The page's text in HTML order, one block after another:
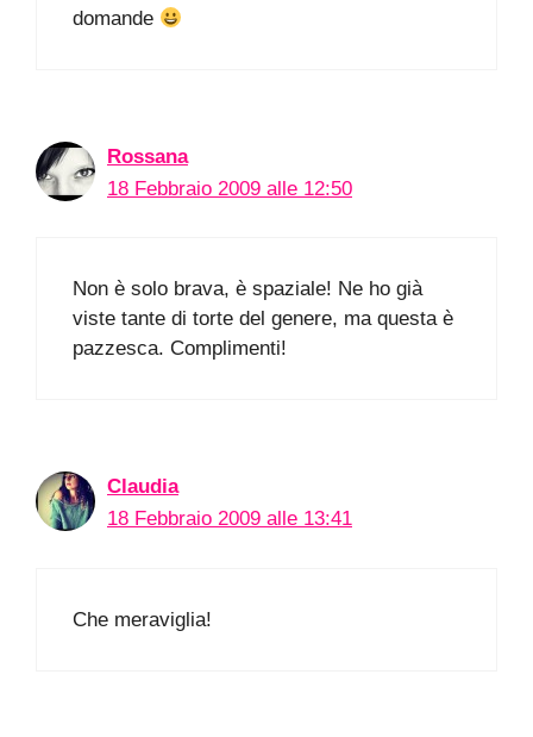
domande
Rossana
18 Febbraio 2009 alle 12:50
Non è solo brava, è spaziale! Ne ho già
viste tante di torte del genere, ma questa è
pazzesca. Complimenti!
Claudia
18 Febbraio 2009 alle 13:41
Che meraviglia!